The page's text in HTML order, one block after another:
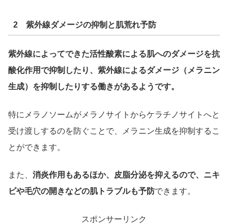
2 紫外線ダメージの抑制と肌荒れ予防
紫外線によってできた活性酸素による肌へのダメージを抗
酸化作用で抑制したり、紫外線によるダメージ（メラニン
生成）を抑制したりする働きがあるようです。
特にメラノソームがメラノサイトからケラチノサイトへと
受け渡しするのを防ぐことで、メラニン生成を抑制するこ
とができます。
また、 消炎作用もあるほか、皮脂分泌を抑えるので、ニキ
ビや毛穴の開きなどの肌トラブルも予防できます。
スポンサーリンク